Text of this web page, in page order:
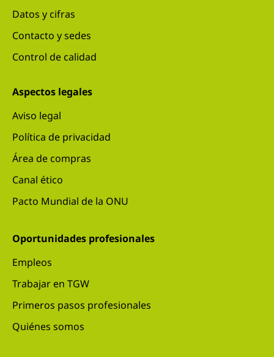
Datos y cifras
Contacto y sedes
Control de calidad
Aspectos legales
Aviso legal
Política de privacidad
Área de compras
Canal ético
Pacto Mundial de la ONU
Oportunidades profesionales
Empleos
Trabajar en TGW
Primeros pasos profesionales
Quiénes somos